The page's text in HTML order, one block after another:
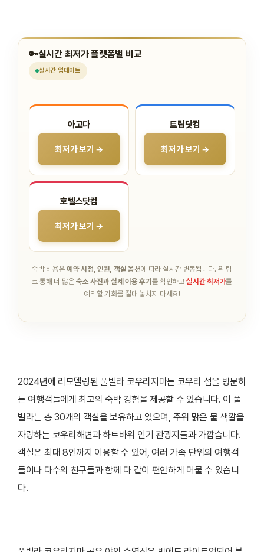
🔑실시간 최저가 플랫폼별 비교
실시간 업데이트
아고다
최저가 보기 →
트립닷컴
최저가 보기 →
호텔스닷컴
최저가 보기 →
숙박 비용은예약 시점, 인원, 객실 옵션에 따라 실시간 변동됩니다.위 링
크 통해 더 많은 숙소 사진과 실제 이용 후기 를 확인하고실시간 최저가를
예약할 기회를 절대 놓치지 마세요!
2024년에 리모델링된 풀빌라 코우리지마는 코우리 섬을 방문하
는 여행객들에게 최고의 숙박 경험을 제공할 수 있습니다. 이 풀
빌라는 총 30개의 객실을 보유하고 있으며, 주위 맑은 물 색깔을
자랑하는 코우리해변과 하트바위 인기 관광지들과 가깝습니다.
객실은 최대 8인까지 이용할 수 있어, 여러 가족 단위의 여행객
들이나 다수의 친구들과 함께 다 같이 편안하게 머물 수 있습니
다.